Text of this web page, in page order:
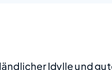
Idylle und